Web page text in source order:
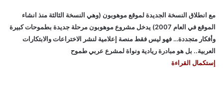
مع انطلاق النسخة الجديدة لموقع موهوبون (وهي النسخة الثالثة منذ انشاء
الموقع في العام 2007) يدخل مشروع موهوبون مرحلة جديدة بطموحات كبيرة
وأفكار متجددة… فهو ليس فقط منصة إعلامية لنشر الاختراعات والابتكارات
العربية.. بل هو مبادرة ريادية ونواة لمشرع عربي طموح
إستكمال القراءة